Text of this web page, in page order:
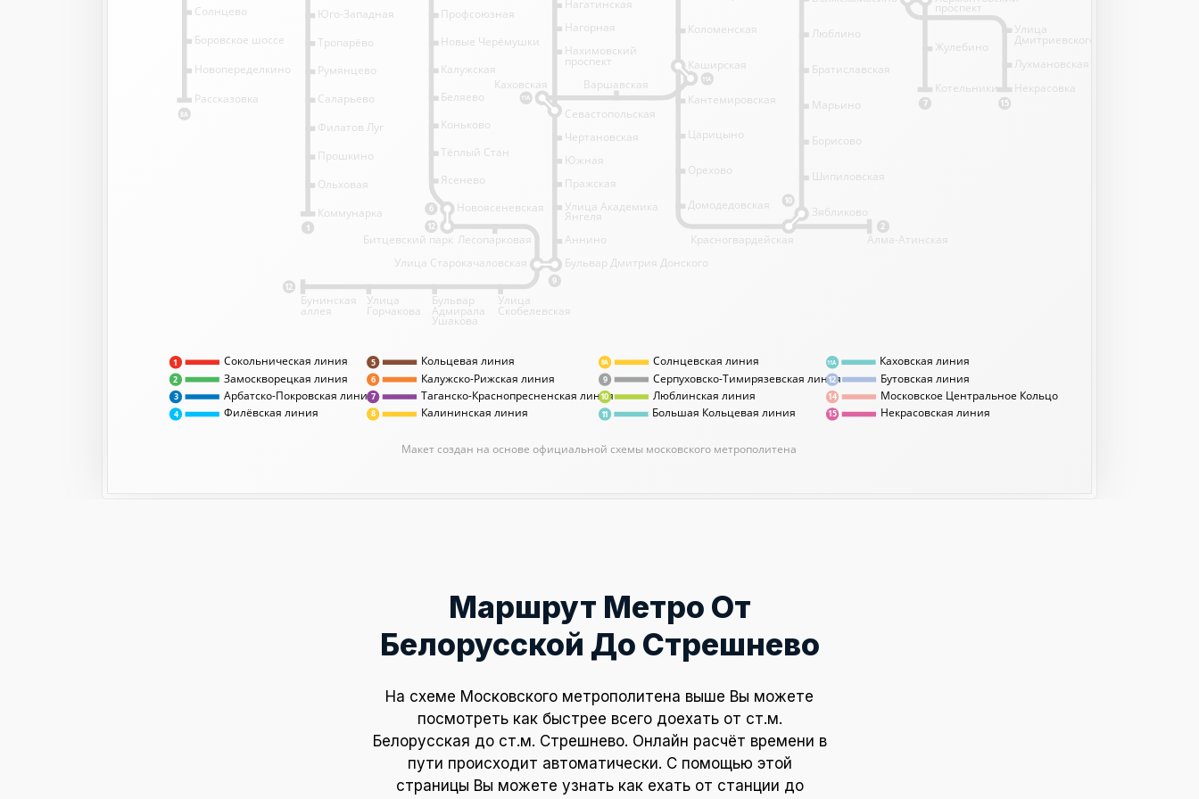
Сокольническая линия
Замоскворецкая линия
Арбатско-Покровская линия
Филёвская линия
Кольцевая линия
Калужско-Рижская линия
Таганско-Краснопресненская линия
Калининская линия
Солнцевская линия
Серпуховско-Тимирязевская линия
Люблинская линия
Каховская линия
Бутовская линия
Московское Центральное Кольцо
Макет создан на основе официальной схемы московского метрополитена
2
3
11А
Большая Кольцевая линия
8
9
10
7
6 12
8А
11
14
5
4
1
15 Некрасовская линия
7
2
10
11А
11А
9
6
12
12
1
8А
15
Профсоюзная
Новые Черёмушки
Калужская
Беляево
Коньково
Тёплый Стан
Ясенево
Новоясеневская
Нагатинская
Нагорная
Нахимовский
проспект
Севастопольская
Чертановская
Южная
Пражская
Улица Академика
Янгеля
проспект
Жулебино
Котельники
Люблино
Братиславская
Марьино
Борисово
Шипиловская
Зябликово
Коломенская
Каширская
Кантемировская
Царицыно
Орехово
Домодедовская
Красногвардейская Алма-Атинская
Аннино
Бульвар Дмитрия Донского
Саларьево
Румянцево
Тропарёво
Юго-Западная
Варшавская
Битцевский парк Лесопарковая
Улица Старокачаловская
Улица
Скобелевская
Бульвар
Адмирала
Ушакова
Улица
Горчакова
Бунинская
аллея
Каховская
Рассказовка
Новопеределкино
Боровское шоссе
Солнцево
Улица
Дмитриевского
Лухмановская
Некрасовка
Филатов Луг
Прошкино
Ольховая
Коммунарка
Маршрут Метро От
Белорусской До Стрешнево
На схеме Московского метрополитена выше Вы можете
посмотреть как быстрее всего доехать от ст.м.
Белорусская до ст.м. Стрешнево. Онлайн расчёт времени в
пути происходит автоматически. С помощью этой
страницы Вы можете узнать как ехать от станции до